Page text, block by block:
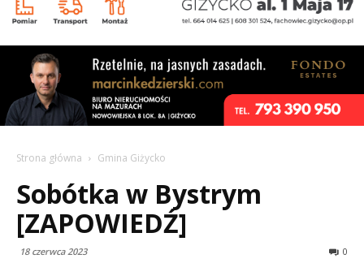
Strona główna Gmina Giżycko
Sobótka w Bystrym
[ZAPOWIEDŹ]
18 czerwca 2023 0